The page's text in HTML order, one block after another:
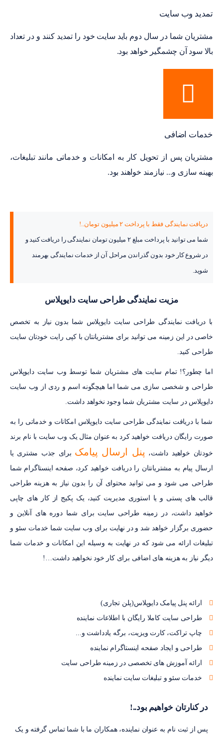
تمدید وب سایت
مشتریان شما در سال دوم باید سایت خود را تمدید کنند و در تعداد
بالا سود آن چشمگیر خواهد بود.
خدمات اضافی
مشتریان پس از تحویل کار به امکانات و خدماتی مانند تبلیغات،
بهینه سازی و... نیازمند خواهند بود.
دریافت نمایندگی فقط با پرداخت ۲ میلیون تومان..!
شما می توانید با پرداخت مبلغ ۲ میلیون تومان نمایندگی را دریافت کنید و
در شروع کار خود بدون گذراندن مراحل آن از خدمات نمایندگی بهرمند
شوید.
مزیت نمایندگی طراحی سایت دایوپلاس
با دریافت نمایندگی طراحی سایت دایوپلاس شما بدون نیاز به تخصص
خاصی در این زمینه می توانید برای مشتریانتان با کپی رایت خودتان سایت
طراحی کنید.
اما چطور؟! تمام سایت های مشتریان شما توسط وب سایت دایوپلاس
طراحی و شخصی سازی می شما اما هیچگونه اسم و ردی از وب سایت
دایوپلاس در سایت مشتریان شما وجود نخواهد داشت.
شما با دریافت نمایندگی طراحی سایت دایوپلاس امکانات و خدماتی را به
صورت رایگان دریافت خواهید کرد به عنوان مثال یک وب سایت با نام برند
خودتان خواهید داشت، پنل ارسال پیامک برای جذب مشتری یا
ارسال پیام به مشتریانتان را دریافت خواهید کرد، صفحه اینستاگرام شما
طراحی می شود و می توانید محتوای آن را بدون نیاز به هزینه طراحی
قالب های پستی و یا استوری مدیریت کنید، یک پکیج از کار های چاپی
خواهید داشت، در زمینه طراحی سایت برای شما دوره های آنلاین و
حضوری برگزار خواهد شد و در نهایت برای وب سایت شما خدمات سئو و
تبلیغات ارائه می شود که در نهایت به وسیله این امکانات و خدمات شما
دیگر نیاز به هزینه های اضافی برای کار خود نخواهید داشت…!
ارائه پنل پیامک دایوپلاس(پلن تجاری)
طراحی سایت کاملا رایگان با اطلاعات نماینده
چاپ تراکت، کارت ویزیت، برگه یادداشت و...
طراحی و ایجاد صفحه اینستاگرام نماینده
ارائه آموزش های تخصصی در زمینه طراحی سایت
خدمات سئو و تبلیغات سایت نماینده
در کنارتان خواهیم بود..!
پس از ثبت نام به عنوان نماینده، همکاران ما با شما تماس گرفته و یک